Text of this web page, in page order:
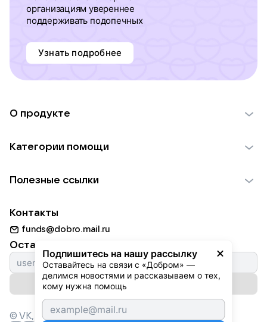
организациям увереннее
поддерживать подопечных
Узнать подробнее
Подпишитесь на нашу рассылку
Оставайтесь на связи с «Добром» —
делимся новостями и рассказываем о тех,
кому нужна помощь
О продукте
Использование материалов
Для НКО
Партнерам
Категории помощи
Пожилым
Животным
Природе
Культуре
Фондам
Полезные ссылки
Добрый день
Истории
Автоплатежи
Контакты
funds@dobro.mail.ru
Оставайтесь с нами
Подписаться на рассылку
© VK, 2026г. Все права защищены.